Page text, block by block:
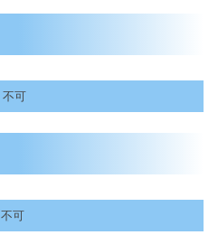
不可
不可